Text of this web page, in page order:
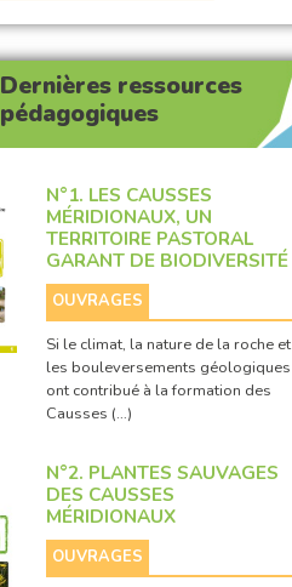
Dernières ressources
pédagogiques
N°1. LES CAUSSES
MÉRIDIONAUX, UN
TERRITOIRE PASTORAL
GARANT DE BIODIVERSITÉ
OUVRAGES
Si le climat, la nature de la roche et
les bouleversements géologiques
ont contribué à la formation des
Causses (…)
N°2. PLANTES SAUVAGES
DES CAUSSES
MÉRIDIONAUX
OUVRAGES